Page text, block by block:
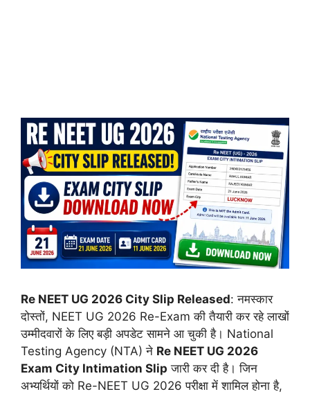
Re NEET UG 2026 City Slip Released: नमस्कार
दोस्तों, NEET UG 2026 Re-Exam की तैयारी कर रहे लाखों
उम्मीदवारों के लिए बड़ी अपडेट सामने आ चुकी है। National
Testing Agency (NTA) ने Re NEET UG 2026
Exam City Intimation Slip जारी कर दी है। जिन
अभ्यर्थियों को Re-NEET UG 2026 परीक्षा में शामिल होना है,